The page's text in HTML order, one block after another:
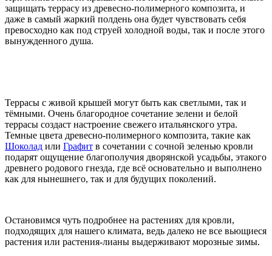
защищать террасу из древесно-полимерного композита, и
даже в самый жаркий полдень она будет чувствовать себя
превосходно как под струей холодной воды, так и после этого
вынужденного душа.
Террасы с живой крышей могут быть как светлыми, так и
тёмными. Очень благородное сочетание зелени и белой
террасы создаст настроение свежего итальянского утра.
Темные цвета древесно-полимерного композита, такие как
Шоколад или Графит в сочетании с сочной зеленью кровли
подарят ощущение благополучия дворянской усадьбы, этакого
древнего родового гнезда, где всё основательно и выполнено
как для нынешнего, так и для будущих поколений.
Остановимся чуть подробнее на растениях для кровли,
подходящих для нашего климата, ведь далеко не все вьющиеся
растения или растения-лианы выдерживают морозные зимы.